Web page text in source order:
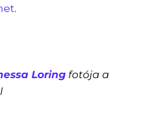
.
Loring fotója a